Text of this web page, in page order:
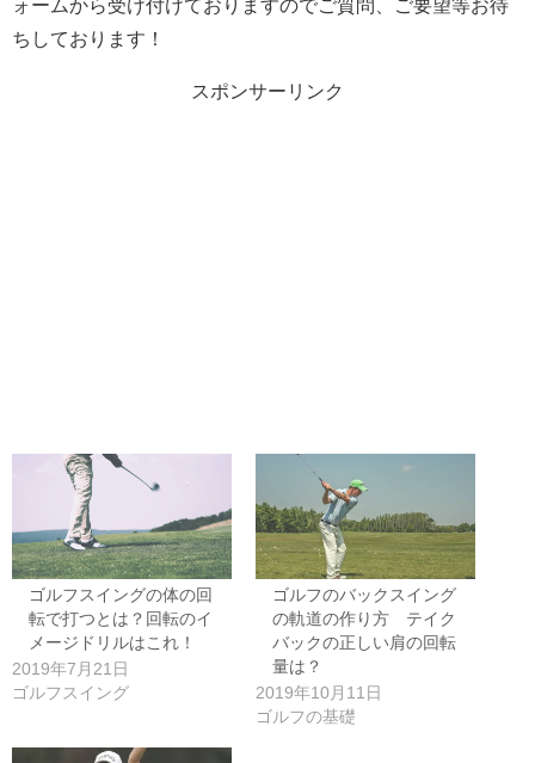
ォームから受け付けておりますのでご質問、ご要望等お待
ちしております！
スポンサーリンク
ゴルフスイングの体の回
転で打つとは？回転のイ
メージドリルはこれ！
2019年7月21日
ゴルフスイング
ゴルフのバックスイング
の軌道の作り方 テイク
バックの正しい肩の回転
量は？
2019年10月11日
ゴルフの基礎